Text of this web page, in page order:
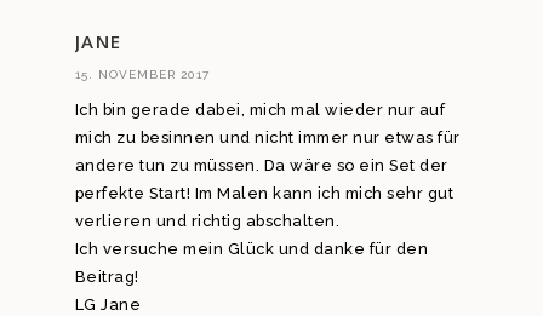
JANE
15. NOVEMBER 2017
Ich bin gerade dabei, mich mal wieder nur auf
mich zu besinnen und nicht immer nur etwas für
andere tun zu müssen. Da wäre so ein Set der
perfekte Start! Im Malen kann ich mich sehr gut
verlieren und richtig abschalten.
Ich versuche mein Glück und danke für den
Beitrag!
LG Jane